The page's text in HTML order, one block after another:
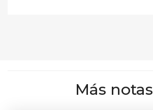
Más notas